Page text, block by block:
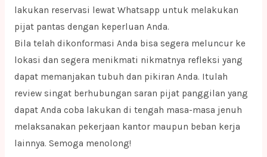
lakukan reservasi lewat Whatsapp untuk melakukan
pijat pantas dengan keperluan Anda.
Bila telah dikonformasi Anda bisa segera meluncur ke
lokasi dan segera menikmati nikmatnya refleksi yang
dapat memanjakan tubuh dan pikiran Anda. Itulah
review singat berhubungan saran pijat panggilan yang
dapat Anda coba lakukan di tengah masa-masa jenuh
melaksanakan pekerjaan kantor maupun beban kerja
lainnya. Semoga menolong!